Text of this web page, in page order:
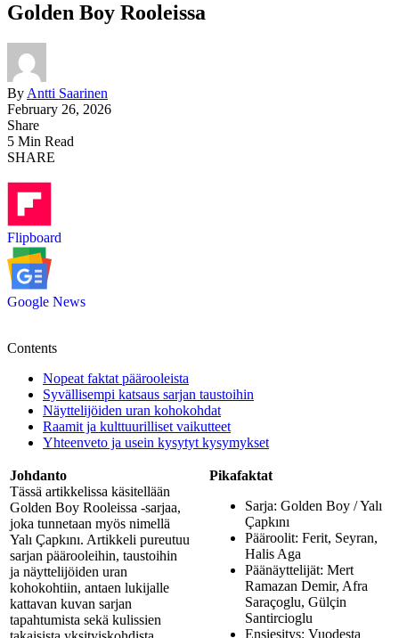
Golden Boy Rooleissa
By Antti Saarinen
February 26, 2026
Share
5 Min Read
SHARE
Flipboard
Google News
Contents
Nopeat faktat päärooleista
Syvällisempi katsaus sarjan taustoihin
Näyttelijöiden uran kohokohdat
Raamit ja kulttuurilliset vaikutteet
Yhteenveto ja usein kysytyt kysymykset
Johdanto
Tässä artikkelissa käsitellään
Golden Boy Rooleissa -sarjaa,
joka tunnetaan myös nimellä
Yalı Çapkını. Artikkeli pureutuu
sarjan päärooleihin, taustoihin
ja näyttelijöiden uran
kohokohtiin, antaen lukijalle
kattavan kuvan sarjan
tapahtumista sekä kulissien
Pikafaktat
Sarja: Golden Boy / Yalı
Çapkını
Pääroolit: Ferit, Seyran,
Halis Aga
Päänäyttelijät: Mert
Ramazan Demir, Afra
Saraçoglu, Gülçin
Santircioglu
Ensiesitys: Vuodesta